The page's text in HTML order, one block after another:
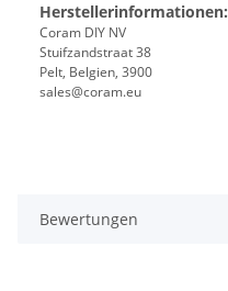
Herstellerinformationen:
Coram DIY NV
Stuifzandstraat 38
Pelt, Belgien, 3900
sales@coram.eu
Bewertungen